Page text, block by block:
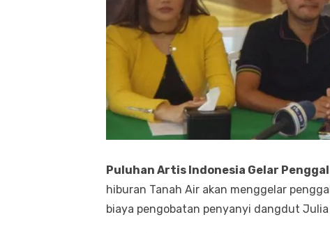
Puluhan Artis Indonesia Gelar
hiburan Tanah Air akan menggelar
biaya pengobatan penyanyi dangdut Julia